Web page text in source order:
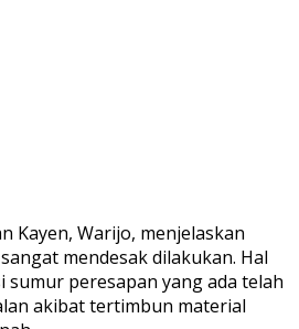
Kayen, Warijo, menjelaskan
mendesak dilakukan. Hal
sumur peresapan yang ada telah
akibat tertimbun material